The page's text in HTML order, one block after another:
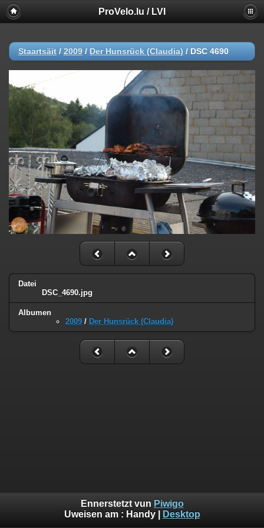
ProVelo.lu / LVI
Staartsäit / 2009 / Der Hunsrück (Claudia) / DSC 4690
Datei
DSC_4690.jpg
Albumen
2009 / Der Hunsrück (Claudia)
Ennerstetzt vun Piwigo
Uweisen am : Handy| Desktop